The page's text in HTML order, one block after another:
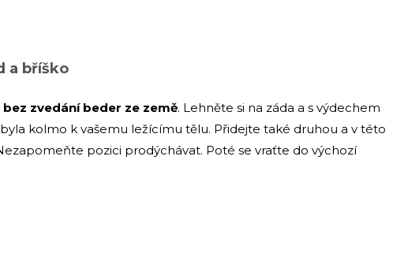
a bříško
zvedání beder ze země. Lehněte si na záda a s výdechem
kolmo k vašemu ležícímu tělu. Přidejte také druhou a v této
pozici prodýchávat. Poté se vraťte do výchozí